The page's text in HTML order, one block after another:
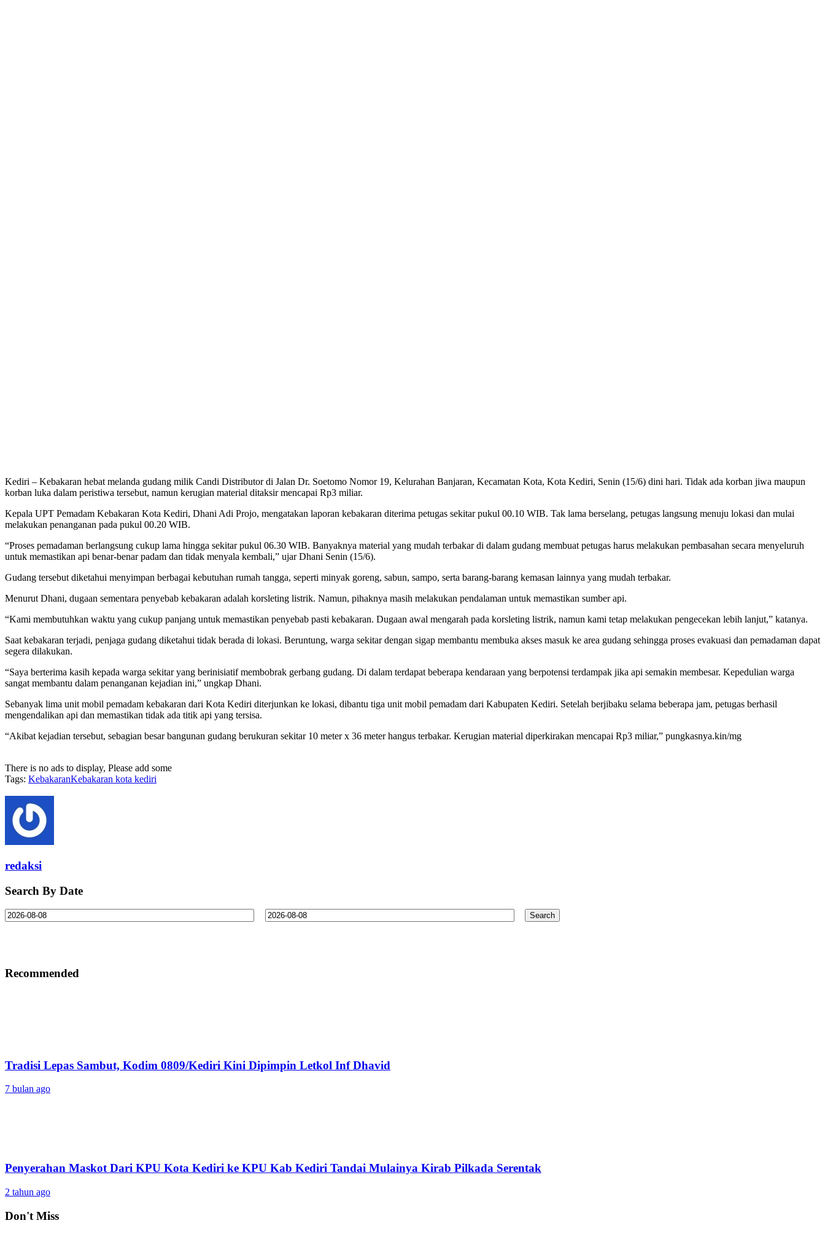
Kediri – Kebakaran hebat melanda gudang milik Candi Distributor di Jalan Dr. Soetomo Nomor 19, Kelurahan Banjaran, Kecamatan Kota, Kota Kediri, Senin (15/6) dini hari. Tidak ada korban jiwa maupun
korban luka dalam peristiwa tersebut, namun kerugian material ditaksir mencapai Rp3 miliar.
Kepala UPT Pemadam Kebakaran Kota Kediri, Dhani Adi Projo, mengatakan laporan kebakaran diterima petugas sekitar pukul 00.10 WIB. Tak lama berselang, petugas langsung menuju lokasi dan mulai
melakukan penanganan pada pukul 00.20 WIB.
“Proses pemadaman berlangsung cukup lama hingga sekitar pukul 06.30 WIB. Banyaknya material yang mudah terbakar di dalam gudang membuat petugas harus melakukan pembasahan secara menyeluruh
untuk memastikan api benar-benar padam dan tidak menyala kembali,” ujar Dhani Senin (15/6).
Gudang tersebut diketahui menyimpan berbagai kebutuhan rumah tangga, seperti minyak goreng, sabun, sampo, serta barang-barang kemasan lainnya yang mudah terbakar.
Menurut Dhani, dugaan sementara penyebab kebakaran adalah korsleting listrik. Namun, pihaknya masih melakukan pendalaman untuk memastikan sumber api.
“Kami membutuhkan waktu yang cukup panjang untuk memastikan penyebab pasti kebakaran. Dugaan awal mengarah pada korsleting listrik, namun kami tetap melakukan pengecekan lebih lanjut,” katanya.
Saat kebakaran terjadi, penjaga gudang diketahui tidak berada di lokasi. Beruntung, warga sekitar dengan sigap membantu membuka akses masuk ke area gudang sehingga proses evakuasi dan pemadaman dapat
segera dilakukan.
“Saya berterima kasih kepada warga sekitar yang berinisiatif membobrak gerbang gudang. Di dalam terdapat beberapa kendaraan yang berpotensi terdampak jika api semakin membesar. Kepedulian warga
sangat membantu dalam penanganan kejadian ini,” ungkap Dhani.
Sebanyak lima unit mobil pemadam kebakaran dari Kota Kediri diterjunkan ke lokasi, dibantu tiga unit mobil pemadam dari Kabupaten Kediri. Setelah berjibaku selama beberapa jam, petugas berhasil
mengendalikan api dan memastikan tidak ada titik api yang tersisa.
“Akibat kejadian tersebut, sebagian besar bangunan gudang berukuran sekitar 10 meter x 36 meter hangus terbakar. Kerugian material diperkirakan mencapai Rp3 miliar,” pungkasnya.kin/mg
There is no ads to display, Please add some
Tags: KebakaranKebakaran kota kediri
redaksi
Search By Date
Recommended
Tradisi Lepas Sambut, Kodim 0809/Kediri Kini Dipimpin Letkol Inf Dhavid
7 bulan ago
Penyerahan Maskot Dari KPU Kota Kediri ke KPU Kab Kediri Tandai Mulainya Kirab Pilkada Serentak
2 tahun ago
Don't Miss